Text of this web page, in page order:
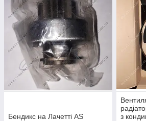
Бендикс на Лачетті AS
з